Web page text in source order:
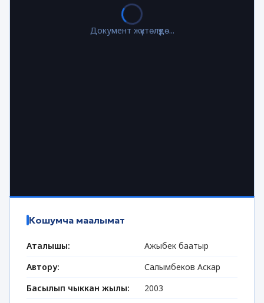
Документ жүктөлүүдө...
Кошумча маалымат
Аталышы:
Ажыбек баатыр
Автору:
Салымбеков Аскар
Басылып чыккан жылы:
2003